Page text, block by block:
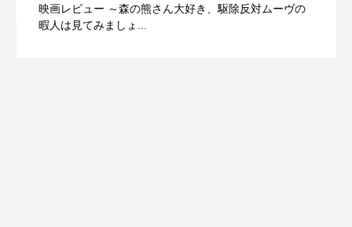
映画レビュー ～森の熊さん大好き、駆除反対ムーヴの
暇人は見てみましょ...